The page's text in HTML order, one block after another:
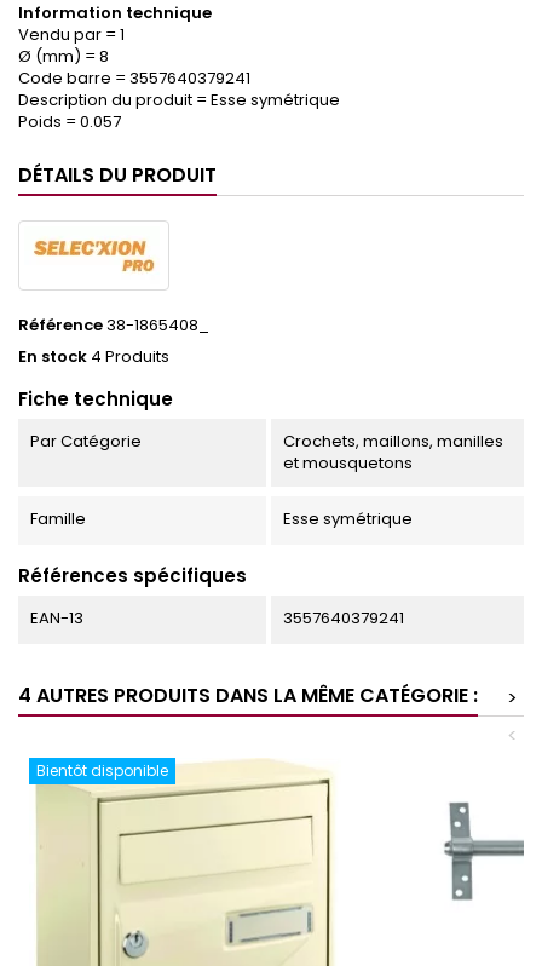
Information technique
Vendu par = 1
Ø (mm) = 8
Code barre = 3557640379241
Description du produit = Esse symétrique
Poids = 0.057
DÉTAILS DU PRODUIT
Référence38-1865408_
En stock 4 Produits
Fiche technique
Par Catégorie
Crochets, maillons, manilles
et mousquetons
Famille Esse symétrique
Références spécifiques
EAN-13 3557640379241
4 AUTRES PRODUITS DANS LA MÊME CATÉGORIE :
>
<
Bientôt disponible